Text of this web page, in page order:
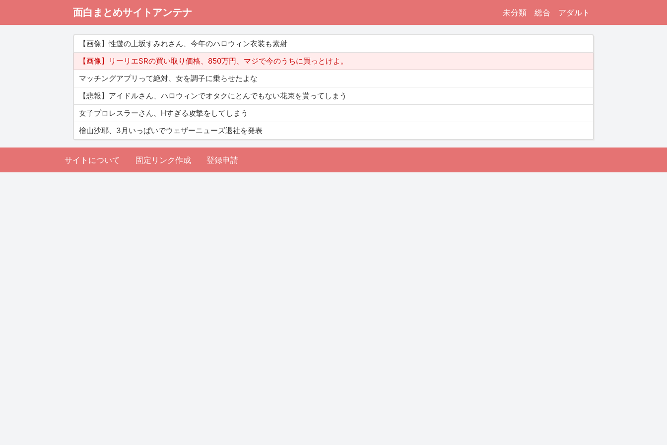
面白まとめサイトアンテナ 未分類 総合 アダルト
【画像】性遊の上坂すみれさん、今年のハロウィン衣装も素射
【画像】リーリエSRの買い取り価格、850万円、マジで今のうちに買っとけよ。
マッチングアプリって絶対、女を調子に乗らせたよな
【悲報】アイドルさん、ハロウィンでオタクにとんでもない花束を貰ってしまう
女子プロレスラーさん、Hすぎる攻撃をしてしまう
檜山沙耶、3月いっぱいでウェザーニューズ退社を発表
サイトについて 固定リンク作成 登録申請